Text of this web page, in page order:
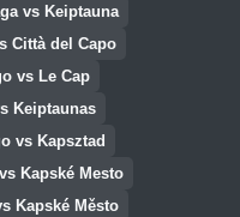
vs Keiptauna
Città del Capo
vs Le Cap
Keiptaunas
vs Kapsztad
Kapské Mesto
Kapské Město